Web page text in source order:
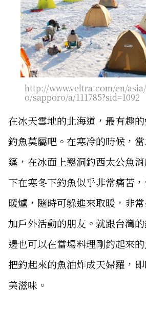
http://www.veltra.com/en/
o/sapporo/a/111785?sid=1092
在冰天雪地的北海道，最有趣
釣魚莫屬吧。在寒冷的時候，
篷，在冰面上鑿洞釣西太公魚
下在寒冬下釣魚似乎非常痛苦
暖爐，隨時可躲進來取暖，非
加戶外活動的朋友。就跟台灣
邊也可以在當場料理剛釣起來
把釣起來的魚油炸成天婦羅，
美滋味。